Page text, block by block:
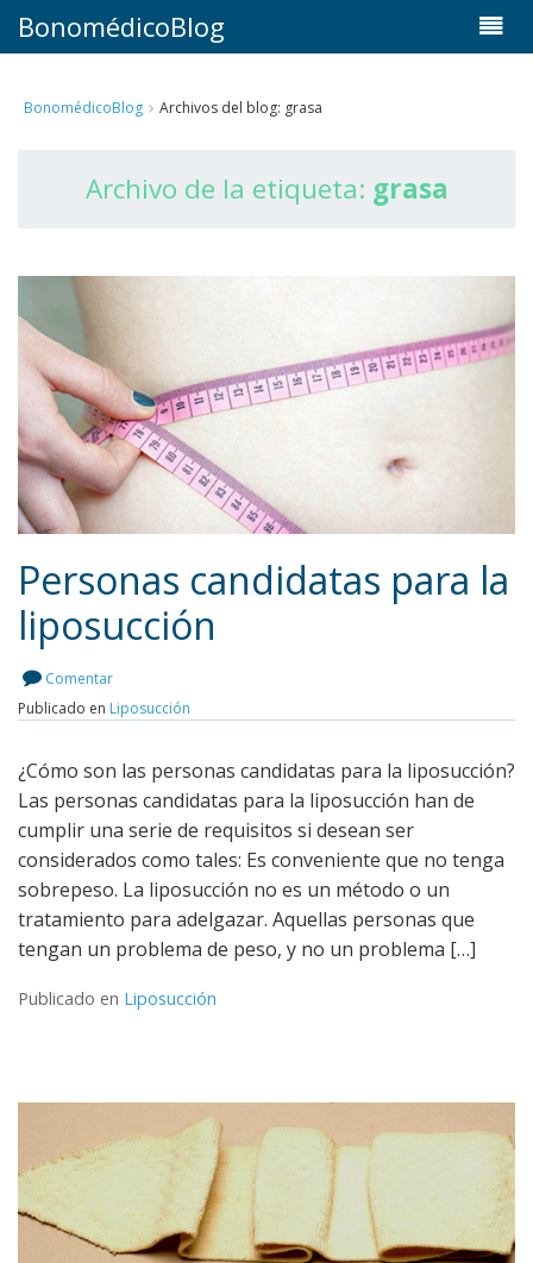
BonomédicoBlog
BonomédicoBlog Archivos del blog: grasa
Archivo de la etiqueta: grasa
Personas candidatas para la
liposucción
Comentar
Publicado en Liposucción
¿Cómo son las personas candidatas para la liposucción?
Las personas candidatas para la liposucción han de
cumplir una serie de requisitos si desean ser
considerados como tales: Es conveniente que no tenga
sobrepeso. La liposucción no es un método o un
tratamiento para adelgazar. Aquellas personas que
tengan un problema de peso, y no un problema […]
Publicado en Liposucción